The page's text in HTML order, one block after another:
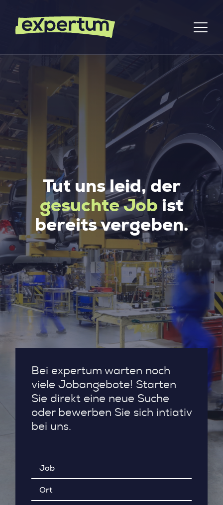
Tut uns leid, der
gesuchte Job ist
bereits vergeben.
Bei expertum warten noch
viele Jobangebote! Starten
Sie direkt eine neue Suche
oder bewerben Sie sich intiativ
bei uns.